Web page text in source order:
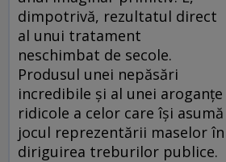
dimpotrivă, rezultatul direct
al unui tratament
neschimbat de secole.
Produsul unei nepăsări
incredibile şi al unei aroganţe
ridicole a celor care îşi asumă
jocul reprezentării maselor în
diriguirea treburilor publice.